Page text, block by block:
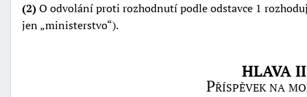
(2)O odvolání proti rozhodnutí podle odstavce 1
jen ministerstvo ).
HLAVA II
Příspěvek na